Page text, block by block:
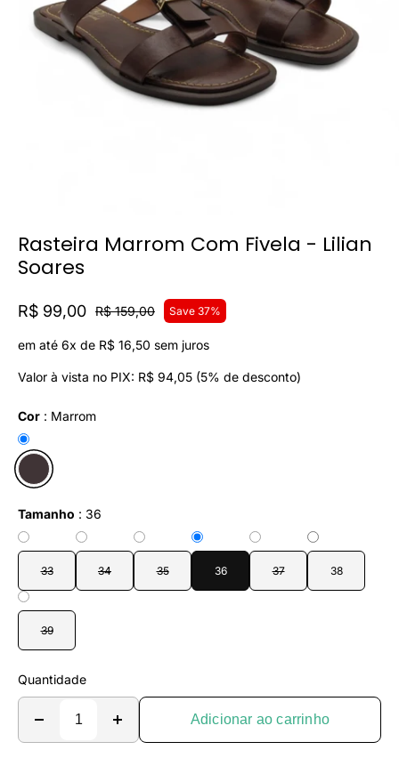
Rasteira Marrom Com Fivela - Lilian
Soares
R$ 99,00 R$ 159,00 Save 37%
em até 6x de R$ 16,50 sem juros
Valor à vista no PIX: R$ 94,05 (5% de desconto)
Cor : Marrom
Tamanho : 36
33 34 35 36 37 38
39
Quantidade
Adicionar ao carrinho